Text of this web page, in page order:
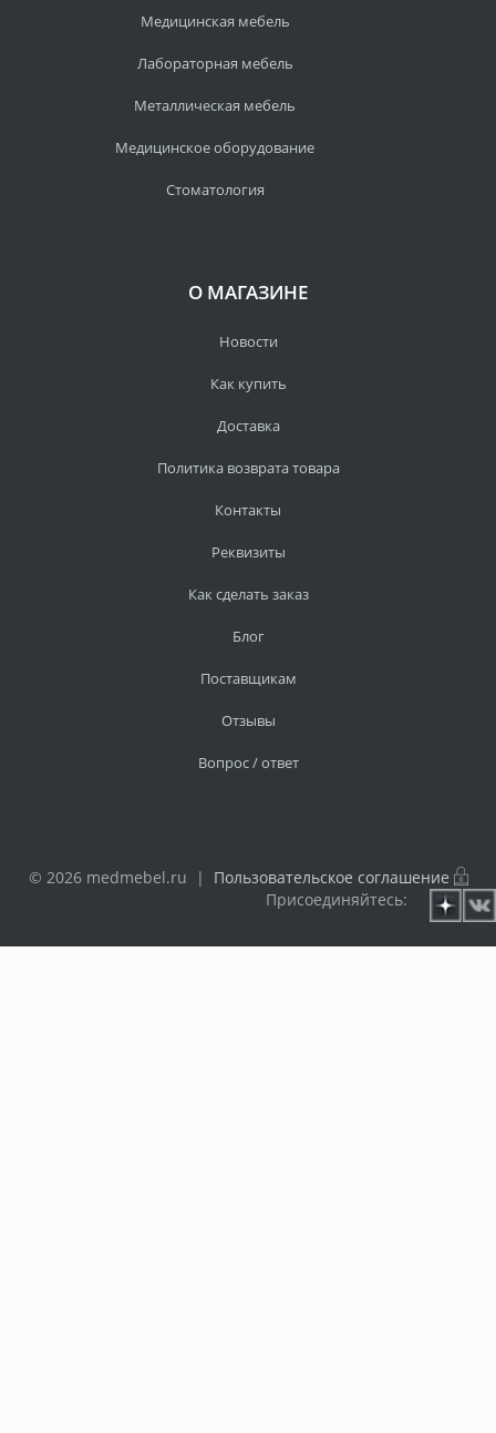
Медицинская мебель
Лабораторная мебель
Металлическая мебель
Медицинское оборудование
Стоматология
О МАГАЗИНЕ
Новости
Как купить
Доставка
Политика возврата товара
Контакты
Реквизиты
Как сделать заказ
Блог
Поставщикам
Отзывы
Вопрос / ответ
© 2026 medmebel.ru | Пользовательское соглашение
Присоединяйтесь: